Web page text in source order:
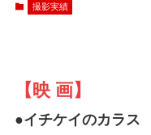
撮影実績
【映 画】
●イチケイのカラス